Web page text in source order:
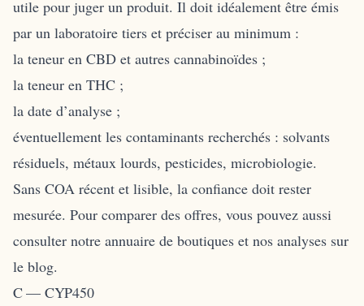
utile pour juger un produit. Il doit idéalement être émis
par un laboratoire tiers et préciser au minimum :
la teneur en CBD et autres cannabinoïdes ;
la teneur en THC ;
la date d’analyse ;
éventuellement les contaminants recherchés : solvants
résiduels, métaux lourds, pesticides, microbiologie.
Sans COA récent et lisible, la confiance doit rester
mesurée. Pour comparer des offres, vous pouvez aussi
consulter notre annuaire de boutiques et nos analyses sur
le blog.
C — CYP450